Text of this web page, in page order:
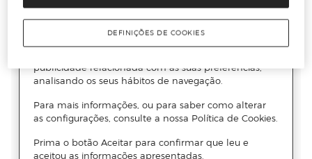
DEFINIÇÕES DE COOKIES